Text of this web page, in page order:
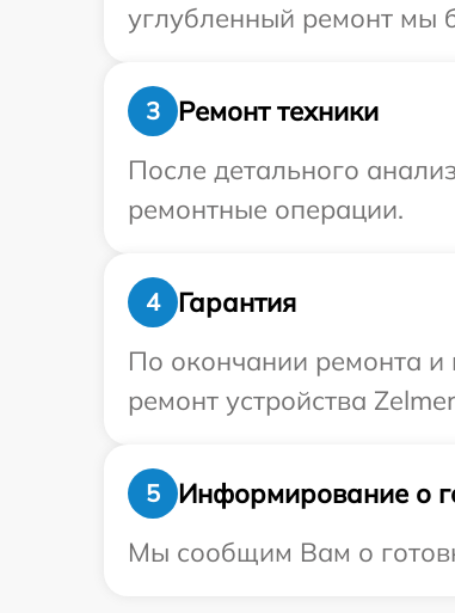
углубленный ремонт мы
3
Ремонт техники
После детального
ремонтные операции.
4
Гарантия
По окончании ремонта
ремонт устройства
5
Информирование о
Мы сообщим Вам о